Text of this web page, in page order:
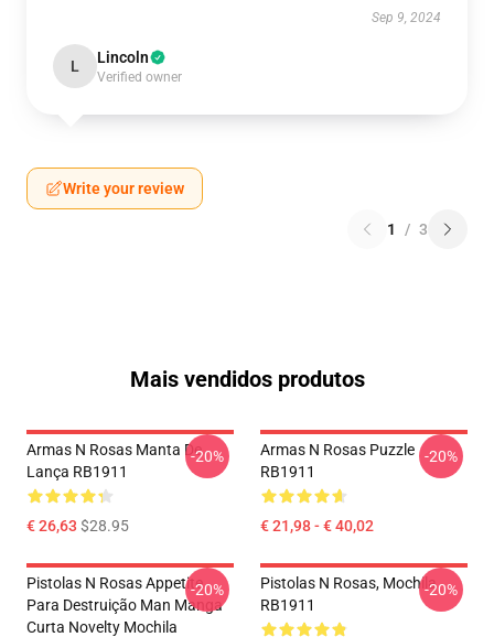
Sep 9, 2024
L Lincoln
Verified owner
Write your review
1 / 3
Mais vendidos produtos
Armas N Rosas Manta De
Lança RB1911
€ 26,63 $28.95
-20%
Armas N Rosas Puzzle
RB1911
€ 21,98 - € 40,02
-20%
Pistolas N Rosas Appetite
Para Destruição Man Manga
Curta Novelty Mochila
-20%
Pistolas N Rosas, Mochila
RB1911
-20%